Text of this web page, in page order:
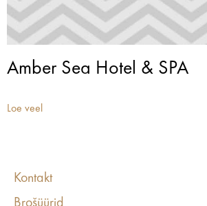
Amber Sea Hotel & SPA
Loe veel
Kontakt
Brošüürid